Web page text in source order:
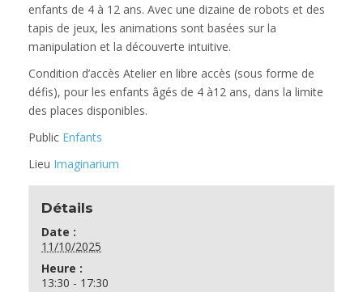
enfants de 4 à 12 ans. Avec une dizaine de robots et des
tapis de jeux, les animations sont basées sur la
manipulation et la découverte intuitive.
Condition d’accès Atelier en libre accès (sous forme de
défis), pour les enfants âgés de 4 à12 ans, dans la limite
des places disponibles.
Public Enfants
Lieu Imaginarium
Détails
Date :
11/10/2025
Heure :
13:30 - 17:30